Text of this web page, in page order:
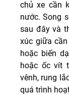
chủ xe cần
nước. Song
sau đây và
xúc giữa
hoặc biến
hoặc ốc vít
vênh, rung
quá trình